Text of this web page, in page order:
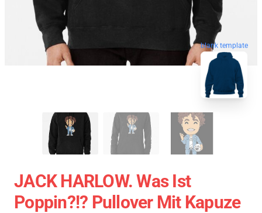
blank template
JACK HARLOW. Was Ist
Poppin?!? Pullover Mit Kapuze